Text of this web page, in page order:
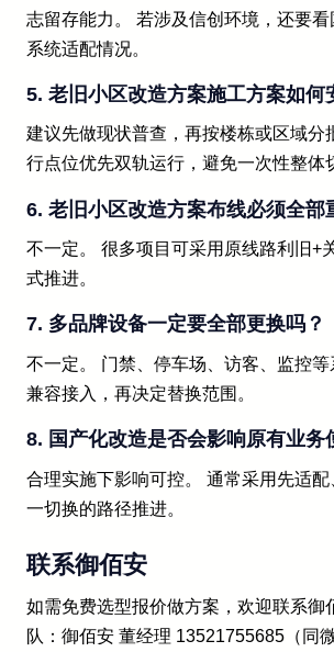
志留存能力。 若涉及信创环境，还要
系统适配情况。
5. 老旧小区改造方案施工方案如何
建议先做现状普查，再按楼栋或区域分
行点位优先双轨运行，避免一次性整体
6. 老旧小区改造方案布线必须全部
不一定。 很多项目可采用原线路利旧+
式推进。
7. 多品牌设备一定要全部更换吗？
不一定。 门禁、停车场、访客、监控
兼容接入，再决定替换范围。
8. 国产化改造是否会影响原有业务
合理实施下影响可控。 通常采用先适
一切换的路径推进。
联系御佰安
如需免费选型报价做方案，欢迎联系御
队：御佰安 董经理 13521755685（同微